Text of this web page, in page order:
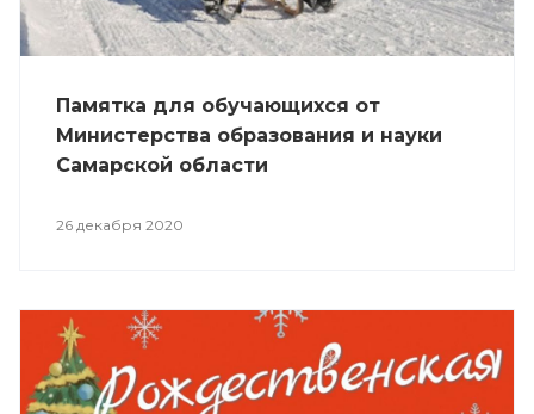
Памятка для обучающихся от
Министерства образования и науки
Самарской области
26 декабря 2020